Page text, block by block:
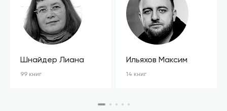
Шнайдер Лиана
99 книг
Ильяхов Максим
14 книг